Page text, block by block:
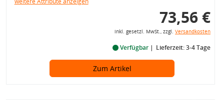
73,56 €
inkl. gesetzl. MwSt., zzgl. Versandkosten
Verfügbar Lieferzeit: 3-4 Tage
Zum Artikel